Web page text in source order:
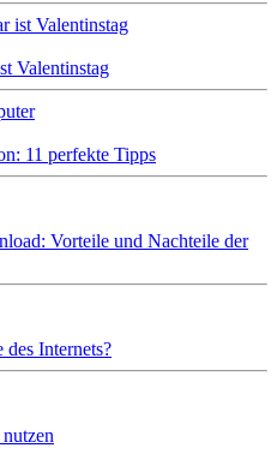
Valentinstag
11 perfekte Tipps
Vorteile und Nachteile der
Internets?